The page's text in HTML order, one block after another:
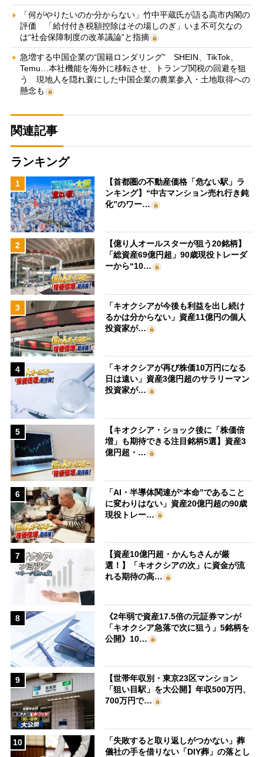
「何がやりたいのか分からない」竹中平蔵氏が語る高市内閣の
評価 「給付付き税額控除はその場しのぎ」いま不可欠なの
は“社会保障制度の改革議論”と指摘
急増する中国企業の“国籍ロンダリング” SHEIN、TikTok、
Temu…本社機能を海外に移転させ、トランプ関税の回避を狙
う 現地人を隠れ蓑にした中国企業の農業参入・土地取得への
懸念も
関連記事
ランキング
1
【首都圏の不動産価格「危ない駅」ラ
ンキング】“中古マンション売れ行き鈍
化”のワー…
2
【億り人オールスターが狙う20銘柄】
「総資産69億円超」90歳現役トレーダ
ーから“10…
3
「キオクシアが今後も利益を出し続け
るかは分からない」資産11億円の個人
投資家が…
4
「キオクシアが再び株価10万円になる
日は遠い」資産3億円超のサラリーマン
投資家が…
5
【キオクシア・ショック後に「株価倍
増」も期待できる注目銘柄5選】資産3
億円超・…
6
「AI・半導体関連が“本命”であること
に変わりはない」資産20億円超の90歳
現役トレー…
7
【資産10億円超・かんちさんが厳
選！】「キオクシアの次」に資金が流
れる期待の高…
8
《2年弱で資産17.5倍の元証券マンが
「キオクシア急落で次に狙う」5銘柄を
公開》10…
9
【世帯年収別・東京23区マンション
「狙い目駅」を大公開】年収500万円、
700万円で…
10
「失敗すると取り返しがつかない」葬
儀社の手を借りない「DIY葬」の落とし